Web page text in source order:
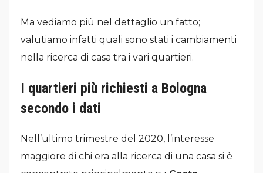
Ma vediamo più nel dettaglio un fatto;
valutiamo infatti quali sono stati i cambiamenti
nella ricerca di casa tra i vari quartieri.
I quartieri più richiesti a Bologna
secondo i dati
Nell’ultimo trimestre del 2020, l’interesse
maggiore di chi era alla ricerca di una casa si è